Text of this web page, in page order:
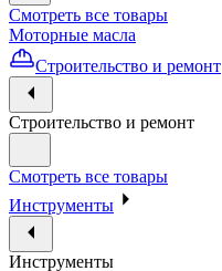
Смотреть все товары
Моторные масла
Строительство и ремонт
Строительство и ремонт
Смотреть все товары
Инструменты
Инструменты